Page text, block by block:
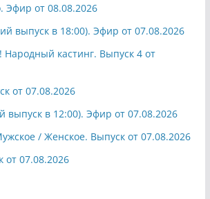
Эфир от 08.08.2026
выпуск в 18:00). Эфир от 07.08.2026
Народный кастинг. Выпуск 4 от
от 07.08.2026
выпуск в 12:00). Эфир от 07.08.2026
/ Женское. Выпуск от 07.08.2026
07.08.2026